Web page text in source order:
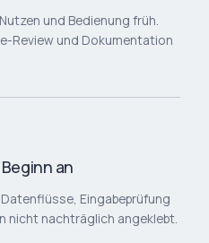
und Bedienung früh.
Review und Dokumentation
an
Eingabeprüfung
nicht nachträglich angeklebt.